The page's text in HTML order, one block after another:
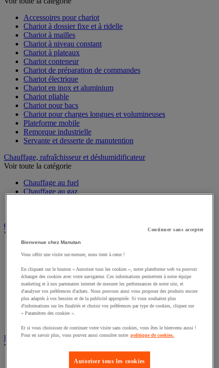
Accessoires pour chariot
Chariot à dossier fixe et à ridelle
Chariot à mailles
Chariot à niveau constant
Chariot à plateaux
Chariot conteneur
Chariot de préparation de commandes
Chariot électrique
Chariot en inox et aluminium
Chariot pliable
Chariot pour bacs
Chariot pour charges longues et volumineuses
Plateforme mobile
Remorque industrielle
Servante et desserte de manutention
Chauffage, rafraîchisseur et déshumidificateur
Voir toute la catégorie
Chauffage au fuel
Chauffage au gaz
Convoyeur
Voir toute la catégorie
Accessoires pour convoyeur
Bille de manutention
Convoyeur à rouleaux
Convoyeur extensible et mobile
Convoyeur motorisé à bande
Convoyeur pour palettes
Rail et barrette de manutention
Rouleau de manutention et galet pour convoyeur
Diable
Voir toute la catégorie
Accessoires pour diable
Continuer sans accepter
Bienvenue chez Manutan
Vous offrir une visite sur-mesure, nous tient à cœur !
En cliquant sur le bouton « Autoriser tous les cookies », notre plateforme web va pouvoir
échanger des cookies avec votre navigateur. Ces informations permettent à notre équipe
marketing et à nos partenaires internet de mesurer les performances de notre site, et
d'analyser vos préférences d'achats. Nous pouvons ainsi vous proposer des produits encore
plus adaptés à vos besoins et de la publicité appropriée. Si vous souhaitez plus
d'informations sur les finalités et choisir vos préférences par type de cookies, cliquez sur
« Paramètres des cookies ».
Et si vous choisissez de continuer votre visite sans cookies, vous êtes le bienvenu aussi !
Pour en savoir plus, vous pouvez aussi consulter notre politique de cookies.
Autoriser tous les cookies